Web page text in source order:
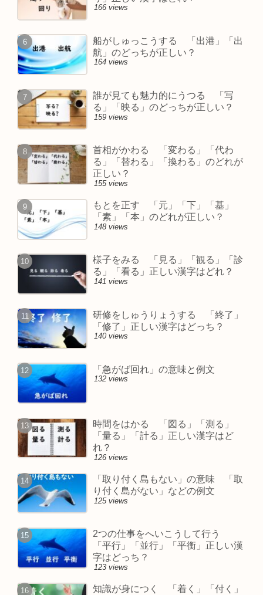
166 views
船がしゅっこうする 「出港」「出
航」のどっちが正しい？
164 views
誰が見ても魅力的にうつる 「写
る」「映る」のどっちが正しい？
159 views
首相がかわる 「変わる」「代わ
る」「替わる」「換わる」のどれが
正しい？
155 views
もとを正す 「元」「下」「基」
「素」「本」のどれが正しい？
148 views
様子をみる 「見る」「観る」「診
る」「看る」正しい漢字はどれ？
141 views
研修をしゅうりょうする 「終了」
「修了」正しい漢字はどっち？
140 views
「急がば回れ」の意味と例文
132 views
時間をはかる 「図る」「測る」
「量る」「計る」正しい漢字はど
れ？
126 views
「取り付く島もない」の意味 「取
り付く島がない」などの例文
125 views
2つの仕事をへいこうして行う
「平行」「並行」「平衡」正しい漢
字はどっち？
123 views
知識が身につく 「着く」「付く」